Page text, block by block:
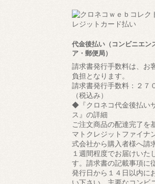
代金後払い（コンビニエン
ア・郵便局）
請求書発行手数料は、お
負担となります。
請求書発行手数料：２７
（税込み）
◆『クロネコ代金後払い
ス』の詳細
ご注文商品の配達完了を
マトクレジットファイナ
式会社から購入者様へ請
１週間程度でお届けいた
す。請求書の記載事項に
発行日から１４日以内に